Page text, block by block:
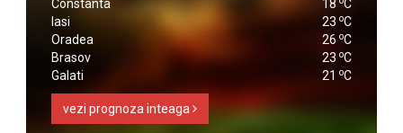
Constanta
18 C
Iasi
23 oC
Oradea
26 oC
Brasov
23 oC
Galati
21 oC
vezi prognoza inteaga